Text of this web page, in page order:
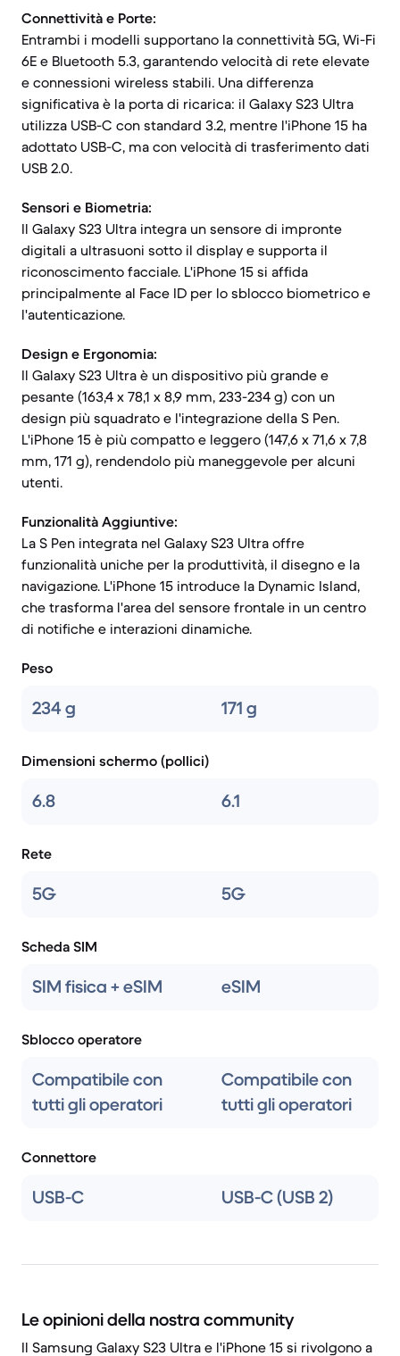
Connettività e Porte:
Entrambi i modelli supportano la connettività 5G, Wi-Fi
6E e Bluetooth 5.3, garantendo velocità di rete elevate
e connessioni wireless stabili. Una differenza
significativa è la porta di ricarica: il Galaxy S23 Ultra
utilizza USB-C con standard 3.2, mentre l'iPhone 15 ha
adottato USB-C, ma con velocità di trasferimento dati
USB 2.0.
Sensori e Biometria:
Il Galaxy S23 Ultra integra un sensore di impronte
digitali a ultrasuoni sotto il display e supporta il
riconoscimento facciale. L'iPhone 15 si affida
principalmente al Face ID per lo sblocco biometrico e
l'autenticazione.
Design e Ergonomia:
Il Galaxy S23 Ultra è un dispositivo più grande e
pesante (163,4 x 78,1 x 8,9 mm, 233-234 g) con un
design più squadrato e l'integrazione della S Pen.
L'iPhone 15 è più compatto e leggero (147,6 x 71,6 x 7,8
mm, 171 g), rendendolo più maneggevole per alcuni
utenti.
Funzionalità Aggiuntive:
La S Pen integrata nel Galaxy S23 Ultra offre
funzionalità uniche per la produttività, il disegno e la
navigazione. L'iPhone 15 introduce la Dynamic Island,
che trasforma l'area del sensore frontale in un centro
di notifiche e interazioni dinamiche.
Peso
234 g 171 g
Dimensioni schermo (pollici)
6.8 6.1
Rete
5G 5G
Scheda SIM
SIM fisica + eSIM eSIM
Sblocco operatore
Compatibile con
tutti gli operatori
Compatibile con
tutti gli operatori
Connettore
USB-C USB-C (USB 2)
Le opinioni della nostra community
Il Samsung Galaxy S23 Ultra e l'iPhone 15 si rivolgono a